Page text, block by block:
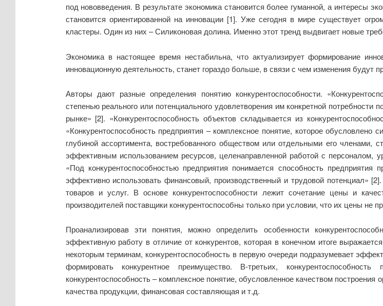
под нововведения. В результате экономика становится более гуманной, а интересы
становится ориентированной на инновации [1]. Уже сегодня в мире существует
кластеры. Один из них – Силиконовая долина. Именно этот тренд выдвигает новые
Экономика в настоящее время нестабильна, что актуализирует формирование
инновационную деятельность, станет гораздо больше, в связи с чем изменения будут
Авторы дают разные определения понятию конкурентоспособности.
степенью реального или потенциального удовлетворения им конкретной
рынке» [2]. «Конкурентоспособность объектов складывается из
«Конкурентоспособность предприятия – комплексное понятие, которое
глубиной ассортимента, востребованного обществом или отдельными его
эффективным использованием ресурсов, целенаправленной работой с
«Под конкурентоспособностью предприятия понимается способность
эффективно использовать финансовый, производственный и трудовой потенциал»
товаров и услуг. В основе конкурентоспособности лежит сочетание цены и
производителей поставщики конкурентоспособны только при условии, что их цены не
Проанализировав эти понятия, можно определить особенности
эффективную работу в отличие от конкурентов, которая в конечном итоге
некоторым терминам, конкурентоспособность в первую очереди подразумевает
формировать конкурентное преимущество. В-третьих,
конкурентоспособность – комплексное понятие, обусловленное качеством
качества продукции, финансовая составляющая и т.д.